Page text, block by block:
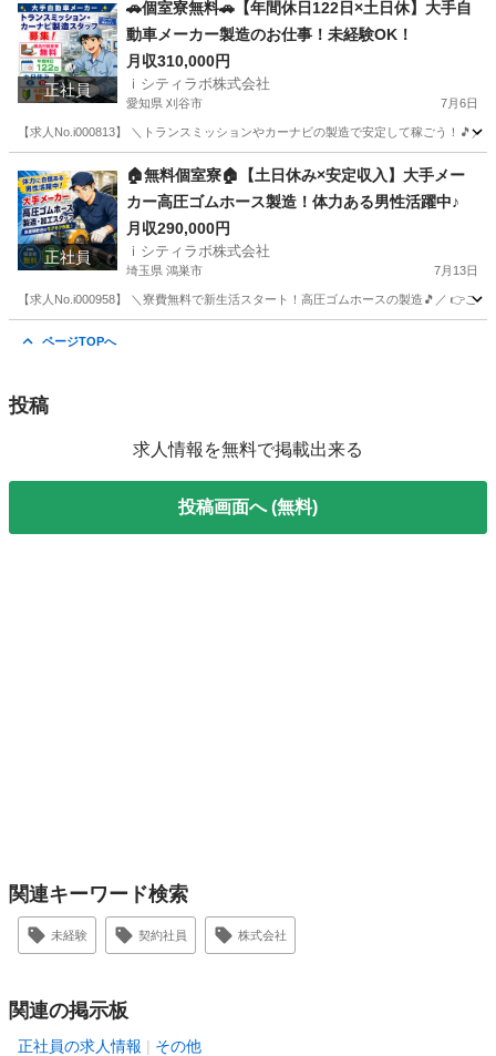
正社員
🚗個室寮無料🚗【年間休日122日×土日休】大手自
動車メーカー製造のお仕事！未経験OK！
月収310,000円
ｉシティラボ株式会社
愛知県 刈谷市 7月6日
【求人No.i000813】 ＼トランスミッションやカーナビの製造で安定して稼ごう！🎵
その他 未経験
正社員
🏠無料個室寮🏠【土日休み×安定収入】大手メー
カー高圧ゴムホース製造！体力ある男性活躍中♪
月収290,000円
ｉシティラボ株式会社
埼玉県 鴻巣市 7月13日
【求人No.i000958】 ＼寮費無料で新生活スタート！高圧ゴムホースの製造🎵／ 👉こ
ページTOPへ
投稿
求人情報を無料で掲載出来る
投稿画面へ (無料)
関連キーワード検索
未経験 契約社員 株式会社
関連の掲示板
正社員の求人情報 その他